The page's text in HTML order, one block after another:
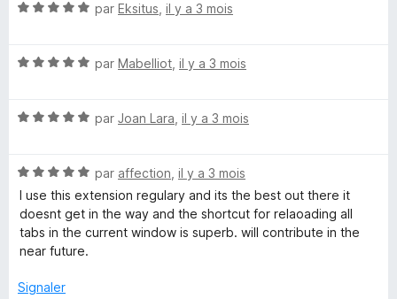
u
N
é
u
par Eksitus il y a 3 mois
N
é
u
r
5
par Mabelliot il y a 3 mois
N
é
5
s
u
r
par Joan Lara il y a 3 mois
N
o
t
é
5
u
par affection il y a 3 mois
I use this extension regulary and its the best out there it
doesnt get in the way and the shortcut for relaoading all
tabs in the current window is superb. will contribute in the
near future.
Signaler